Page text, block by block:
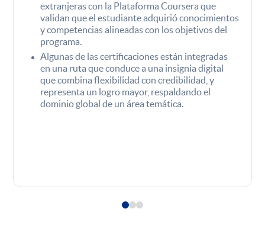
extranjeras con la Plataforma Coursera que
validan que el estudiante adquirió conocimientos
y competencias alineadas con los objetivos del
programa.
Algunas de las certificaciones están integradas
en una ruta que conduce a una insignia digital
que combina flexibilidad con credibilidad, y
representa un logro mayor, respaldando el
dominio global de un área temática.